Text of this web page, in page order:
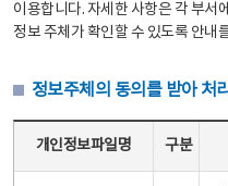
이용합니다. 자세한 사항은 각 부서
정보 주체가 확인할 수 있도록 안내
정보주체의 동의를 받아 처
개인정보파일명 구분